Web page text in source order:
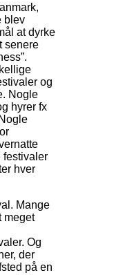
blev
at dyrke
senere
og
Nogle
hyrer fx
festivaler
hver
Mange
meget
Og
der
på en